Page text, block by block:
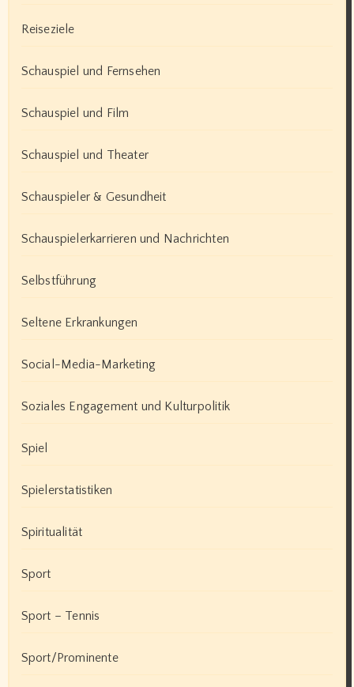
Reiseziele
Schauspiel und Fernsehen
Schauspiel und Film
Schauspiel und Theater
Schauspieler & Gesundheit
Schauspielerkarrieren und Nachrichten
Selbstführung
Seltene Erkrankungen
Social-Media-Marketing
Soziales Engagement und Kulturpolitik
Spiel
Spielerstatistiken
Spiritualität
Sport
Sport – Tennis
Sport/Prominente